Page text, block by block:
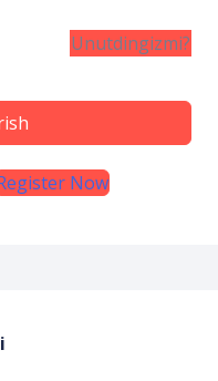
Unutdingizmi?
Now